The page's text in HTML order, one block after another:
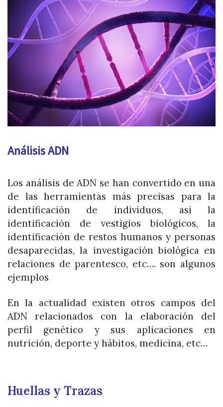
Análisis ADN
Los análisis de ADN se han convertido en una
de las herramientas más precisas para la
identificación de individuos, asi la
identificación de vestigios biológicos, la
identificación de restos humanos y personas
desaparecidas, la investigación biológica en
relaciones de parentesco, etc…. son algunos
ejemplos
En la actualidad existen otros campos del
ADN relacionados con la elaboración del
perfil genético y sus aplicaciones en
nutrición, deporte y hábitos, medicina, etc…
Huellas y Trazas